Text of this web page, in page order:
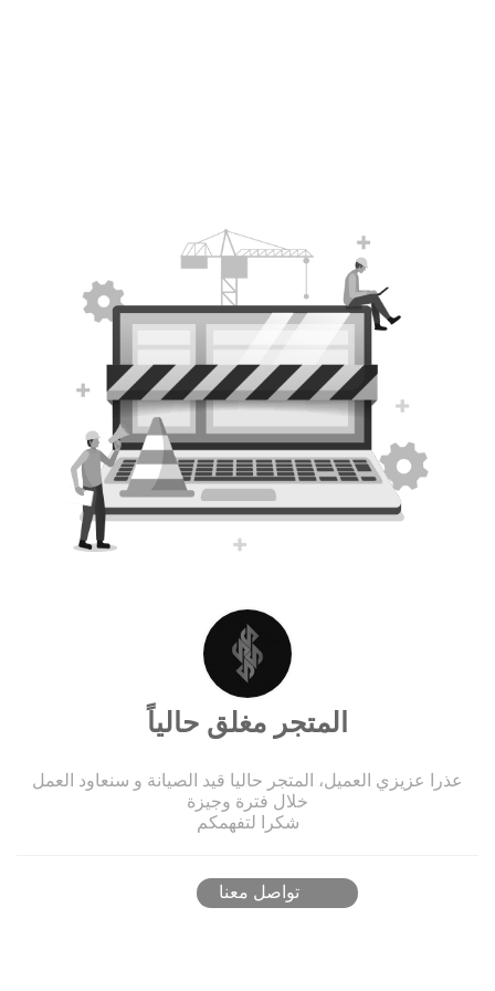
المتجر مغلق حالياً
عذرا عزيزي العميل، المتجر حاليا قيد الصيانة و سنعاود العمل
خلال فترة وجيزة
شكرا لتفهمكم
تواصل معنا